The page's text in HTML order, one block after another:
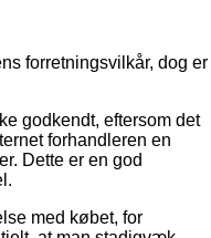
forretningsvilkår, dog er
godkendt, eftersom det
forhandleren en
Dette er en god
med købet, for